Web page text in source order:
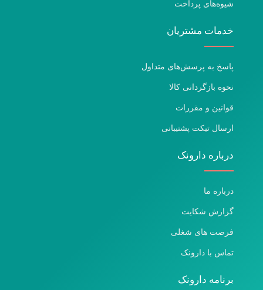
شیوه‌های پرداخت
خدمات مشتریان
پاسخ به پرسش‌های متداول
نحوه بازگردانی کالا
قوانین و مقررات
ارسال تیکت پشتیبانی
درباره دارونک
درباره ما
گزارش شکایت
فرصت های شغلی
تماس با دارونک
برنامه دارونک